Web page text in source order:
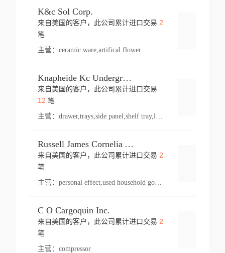
K&c Sol Corp.
来自美国的客户，此公司累计进口交易 2
笔
主营： ceramic ware,artifical flower
Knapheide Kc Underground
来自美国的客户，此公司累计进口交易
12 笔
主营：
Russell James Cornelia Arlington Va
来自美国的客户，此公司累计进口交易 2
笔
主营： personal effect,used household goods
C O Cargoquin Inc.
来自美国的客户，此公司累计进口交易 2
笔
主营： compressor